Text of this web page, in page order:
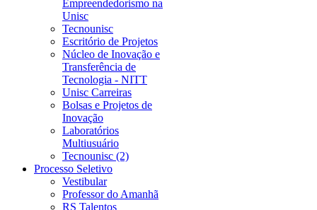
Empreendedorismo na
Unisc
Tecnounisc
Escritório de Projetos
Núcleo de Inovação e
Transferência de
Tecnologia - NITT
Unisc Carreiras
Bolsas e Projetos de
Inovação
Laboratórios
Multiusuário
Tecnounisc (2)
Processo Seletivo
Vestibular
Professor do Amanhã
RS Talentos